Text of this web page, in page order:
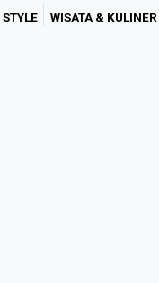
WISATA & KULINER